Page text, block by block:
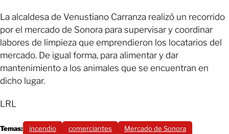
La alcaldesa de Venustiano Carranza realizó un recorrido
por el mercado de Sonora para supervisar y coordinar
labores de limpieza que emprendieron los locatarios del
mercado. De igual forma, para alimentar y dar
mantenimiento a los animales que se encuentran en
dicho lugar.
LRL
Temas: incendio comerciantes Mercado de Sonora